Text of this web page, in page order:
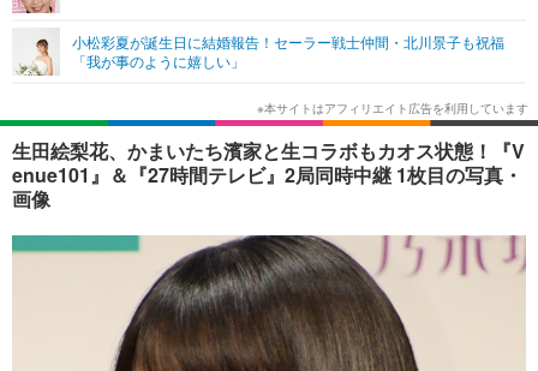
ショッピング その他
エンタメ
エンタメTOP
韓国・芸能
音楽 スポーツ
ショッピング その他
ライフ
ライフTOP グルメ
ペット ショッピング
リリース一覧
プッシュ通知の停止方法
小松彩夏が誕生日に結婚報告！セーラー戦士仲間・北川景子も祝福
「我が事のように嬉しい」
生田絵梨花、かまいたち濱家と生コラボもカオス状態！『V
enue101』＆『27時間テレビ』2局同時中継 1枚目の写真・
画像